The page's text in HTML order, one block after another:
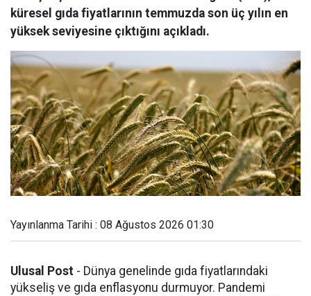
küresel gıda fiyatlarının temmuzda son üç yılın en
yüksek seviyesine çıktığını açıkladı.
Yayınlanma Tarihi : 08 Ağustos 2026 01:30
Ulusal Post - Dünya genelinde gıda fiyatlarındaki
yükseliş ve gıda enflasyonu durmuyor. Pandemi